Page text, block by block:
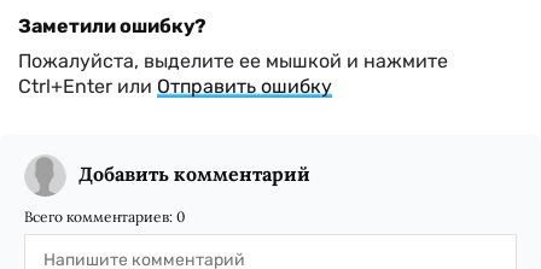
Заметили ошибку?
Пожалуйста, выделите ее мышкой и нажмите
Ctrl+Enter или Отправить ошибку
Добавить комментарий
Всего комментариев: 0